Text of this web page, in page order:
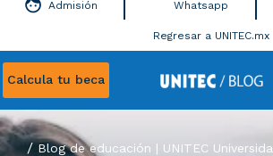
Calcula tu beca
Admisión Whatsapp
Regresar a UNITEC.mx
Blog de educación | UNITEC